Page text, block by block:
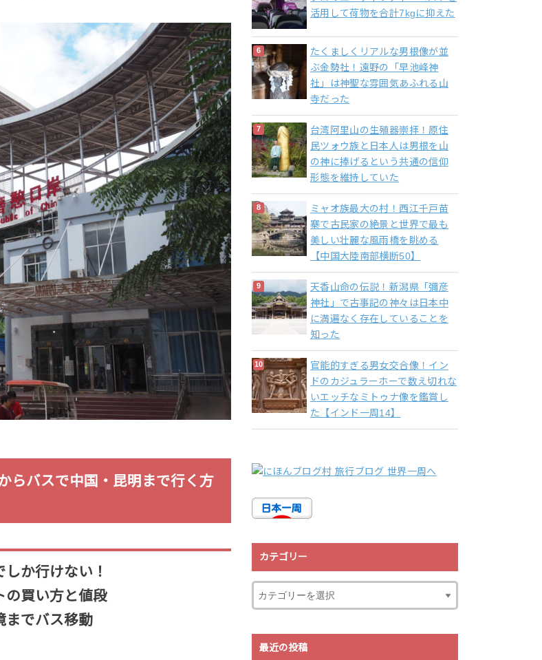
らバスで中国・昆明まで行く方
か行けない！
の買い方と値段
までバス移動
活用して荷物を合計7kgに抑えた
たくましくリアルな男根像が並
ぶ金勢社！遠野の「早池峰神
社」は神聖な雰囲気あふれる山
寺だった
台湾阿里山の生殖器崇拝！原住
民ツォウ族と日本人は男根を山
の神に捧げるという共通の信仰
形態を維持していた
ミャオ族最大の村！西江千戸苗
寨で古民家の絶景と世界で最も
美しい壮麗な風雨橋を眺める
【中国大陸南部横断50】
天香山命の伝説！新潟県「彌彦
神社」で古事記の神々は日本中
に満遍なく存在していることを
知った
官能的すぎる男女交合像！イン
ドのカジュラーホーで数え切れな
いエッチなミトゥナ像を鑑賞し
た【インド一周14】
カテゴリー
最近の投稿